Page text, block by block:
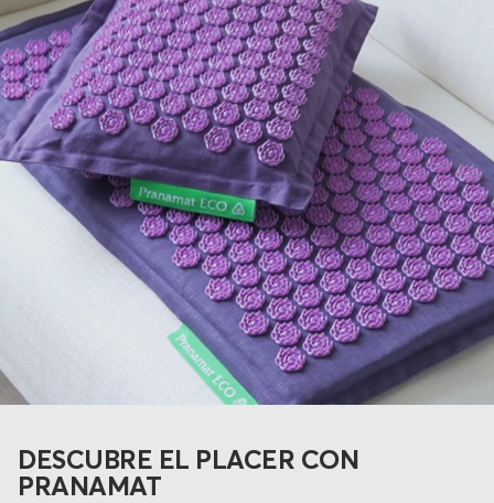
DESCUBRE EL PLACER CON
PRANAMAT